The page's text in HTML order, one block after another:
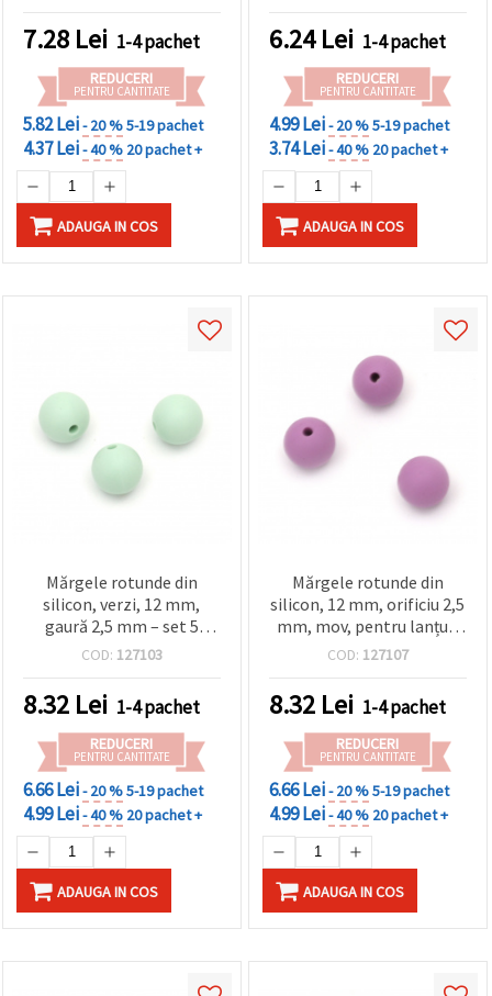
7.28 Lei 1-4 pachet
REDUCERI
PENTRU CANTITATE
5.82 Lei- 20 %5-19 pachet
4.37 Lei- 40 % 20 pachet +
ADAUGA IN COS
decorațiuni pentru casă - 5
bucăți
6.24Lei 1-4 pachet
REDUCERI
PENTRU CANTITATE
4.99 Lei- 20 %5-19 pachet
3.74 Lei- 40 % 20 pachet +
ADAUGA IN COS
Mărgele rotunde din
silicon, verzi, 12 mm,
gaură 2,5 mm – set 5
bucăți pentru bijuterii
COD: 127103
8.32 Lei 1-4 pachet
REDUCERI
PENTRU CANTITATE
6.66 Lei- 20 %5-19 pachet
4.99 Lei- 40 % 20 pachet +
ADAUGA IN COS
Mărgele rotunde din
silicon, 12 mm, orificiu 2,5
mm, mov, pentru lanțuri
de suzetă DIY și accesorii
COD: 127107
8.32 Lei 1-4 pachet
REDUCERI
PENTRU CANTITATE
6.66 Lei- 20 %5-19 pachet
4.99 Lei- 40 % 20 pachet +
ADAUGA IN COS